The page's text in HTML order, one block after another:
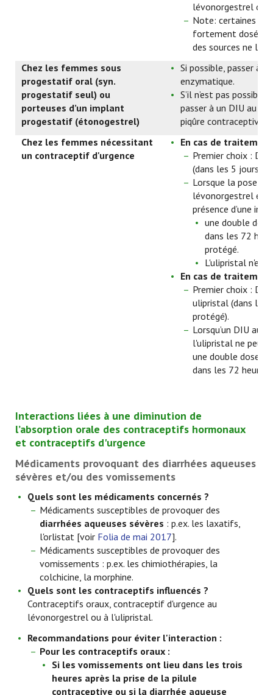
lévonorgestrel ou
Note: certaines
fortement dosé
des sources ne le
Chez les femmes sous
progestatif oral (syn.
progestatif seul) ou
porteuses d’un implant
progestatif (étonogestrel)
Si possible, passer à
enzymatique.
S’il n’est pas
passer à un DIU au
piqûre contraceptive.
Chez les femmes nécessitant
un contraceptif d'urgence
En cas de
Premier choix :
(dans les 5 jours
Lorsque la pose
lévonorgestrel est
présence d’une
une double
dans les 72
protégé.
L'ulipristal n'est
En cas de
Premier choix :
ulipristal (dans les
protégé).
Lorsqu’un DIU au
l'ulipristal ne peut
une double dose
dans les 72
Interactions liées à une diminution de
l’absorption orale des contraceptifs hormonaux
et contraceptifs d'urgence
Médicaments provoquant des diarrhées aqueuses
sévères et/ou des vomissements
Quels sont les médicaments concernés ?
Médicaments susceptibles de provoquer des
diarrhées aqueuses sévères : p.ex. les laxatifs,
l'orlistat [voir Folia de mai 2017].
Médicaments susceptibles de provoquer des
vomissements : p.ex. les chimiothérapies, la
colchicine, la morphine.
Quels sont les contraceptifs influencés ?
Contraceptifs oraux, contraceptif d'urgence au
lévonorgestrel ou à l'ulipristal.
Recommandations pour éviter l'interaction :
Pour les contraceptifs oraux :
Si les vomissements ont lieu dans les trois
heures après la prise de la pilule
contraceptive ou si la diarrhée aqueuse